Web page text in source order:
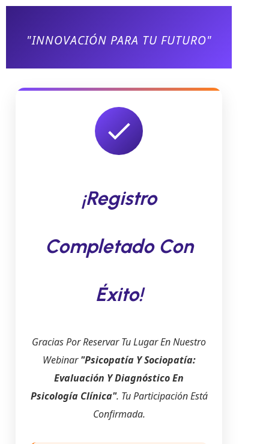
"INNOVACIÓN PARA TU FUTURO"
¡Registro
Completado Con
Éxito!
Gracias Por Reservar Tu Lugar En Nuestro
Webinar"Psicopatía Y Sociopatía:
Evaluación Y Diagnóstico En
Psicología Clínica". Tu Participación Está
Confirmada.